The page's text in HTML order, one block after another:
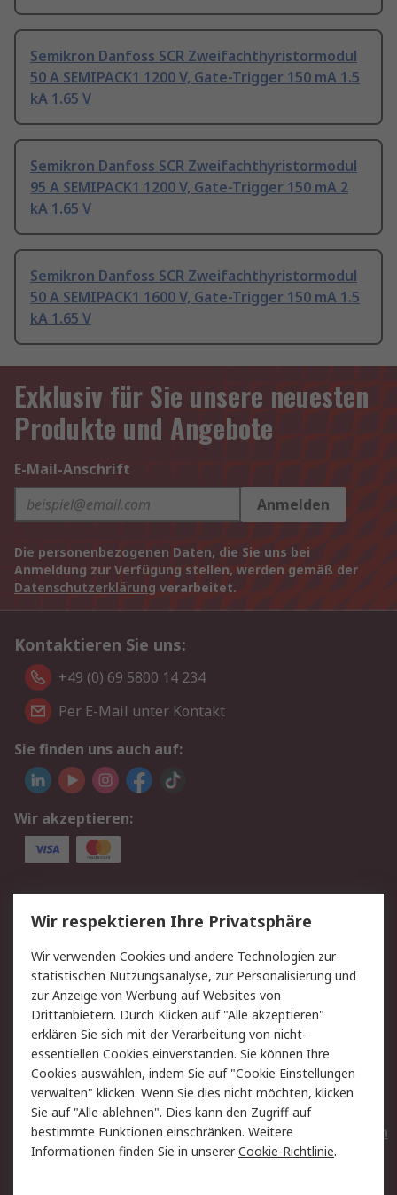
Semikron Danfoss SCR Zweifachthyristormodul
50 A SEMIPACK1 1200 V, Gate-Trigger 150 mA 1.5
kA 1.65 V
Semikron Danfoss SCR Zweifachthyristormodul
95 A SEMIPACK1 1200 V, Gate-Trigger 150 mA 2
kA 1.65 V
Semikron Danfoss SCR Zweifachthyristormodul
50 A SEMIPACK1 1600 V, Gate-Trigger 150 mA 1.5
kA 1.65 V
Exklusiv für Sie unsere neuesten
Produkte und Angebote
E-Mail-Anschrift
Anmelden
Die personenbezogenen Daten, die Sie uns bei
Anmeldung zur Verfügung stellen, werden gemäß der
Datenschutzerklärung verarbeitet.
Kontaktieren Sie uns:
+49 (0) 69 5800 14 234
Per E-Mail unter Kontakt
Sie finden uns auch auf:
Wir akzeptieren:
Service
Value Added Services
Lieferlösungen
Rücksendungen
Kontakt
Hilfe
Privatkunden
Rechtliches
AGB
Datenschutz
Cookie-Richtlinie
Zahlungsbedingungen
Copyright/Impressum
Entsorgung
Elektrogeräte/Batterien
Wir respektieren Ihre Privatsphäre
Wir verwenden Cookies und andere Technologien zur
statistischen Nutzungsanalyse, zur Personalisierung und
zur Anzeige von Werbung auf Websites von
Drittanbietern. Durch Klicken auf "Alle akzeptieren"
erklären Sie sich mit der Verarbeitung von nicht-
essentiellen Cookies einverstanden. Sie können Ihre
Cookies auswählen, indem Sie auf "Cookie Einstellungen
verwalten" klicken. Wenn Sie dies nicht möchten, klicken
Sie auf "Alle ablehnen". Dies kann den Zugriff auf
bestimmte Funktionen einschränken. Weitere
Informationen finden Sie in unsererCookie-Richtlinie.